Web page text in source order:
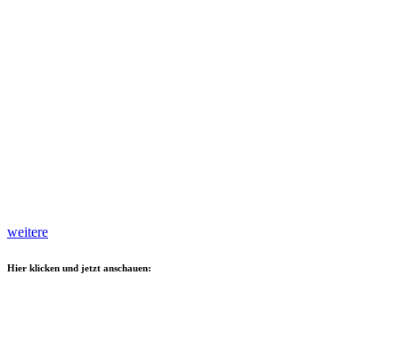
weitere
Hier klicken und jetzt anschauen: